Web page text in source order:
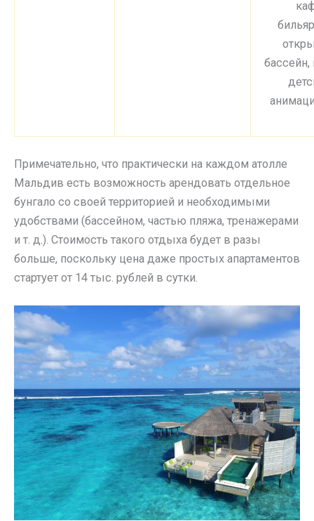
бассейн,
Примечательно, что практически на каждом атолле
Мальдив есть возможность арендовать отдельное
бунгало со своей территорией и необходимыми
удобствами (бассейном, частью пляжа, тренажерами
и т. д.). Стоимость такого отдыха будет в разы
больше, поскольку цена даже простых апартаментов
стартует от 14 тыс. рублей в сутки.